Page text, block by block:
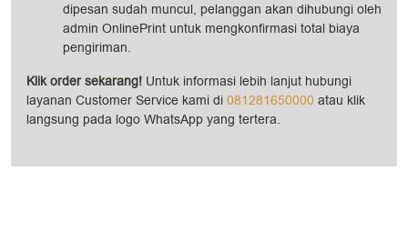
dipesan sudah muncul, pelanggan akan dihubungi oleh
admin OnlinePrint untuk mengkonfirmasi total biaya
pengiriman.
Klik order sekarang! Untuk informasi lebih lanjut hubungi
layanan Customer Service kami di 081281650000 atau klik
langsung pada logo WhatsApp yang tertera.